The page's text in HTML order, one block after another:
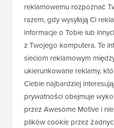
reklamowemu rozpoznać
razem, gdy wysyłają Ci
informacje o Tobie lub
z Twojego komputera. Te
sieciom reklamowym
ukierunkowane reklamy,
Ciebie najbardziej
prywatności obejmuje
przez Awesome Motive i
plików cookie przez